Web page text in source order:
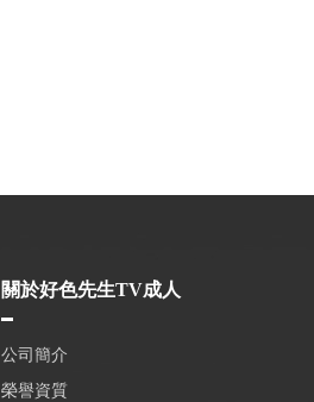
關於好色先生TV成人
公司簡介
榮譽資質